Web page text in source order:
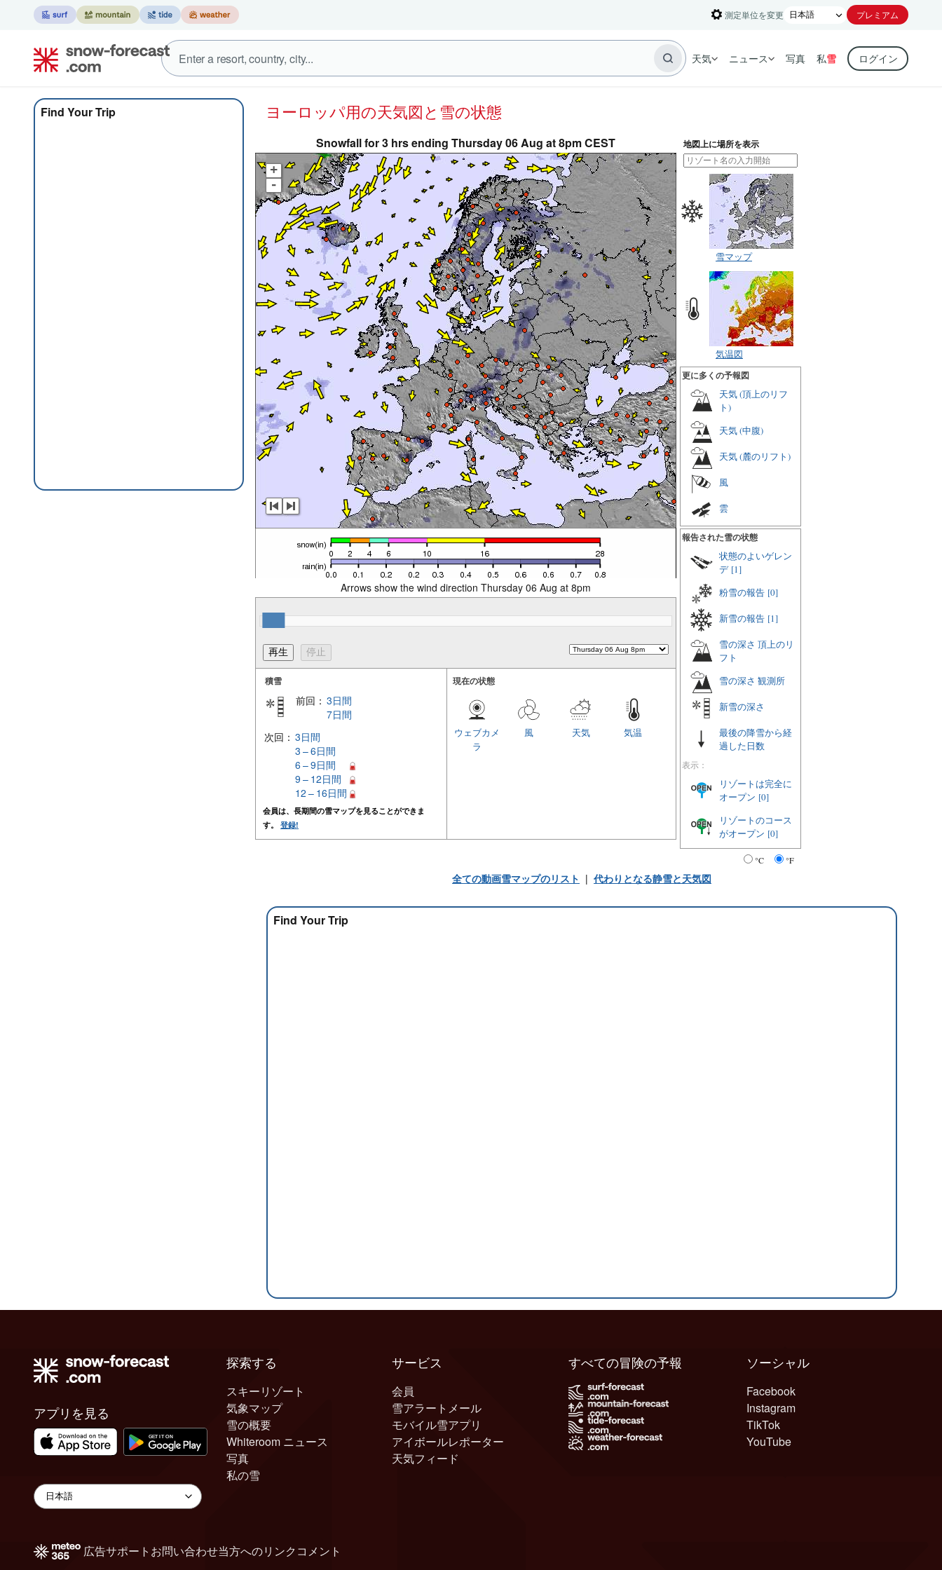
測定単位を変更 プレミアム
天気 ニュース 写真 私雪 ログイン
Find Your Trip ヨーロッパ用の天気図と雪の状態
Snowfall for 3 hrs ending Thursday 06 Aug at 8pm CEST
+
-
Arrows show the wind direction Thursday 06 Aug at 8pm
積雪
前回： 3日間
7日間
次回： 3日間
3 – 6日間
6 – 9日間
9 – 12日間
12 – 16日間
会員は、長期間の雪マップを見ることができま
す。 登録!
現在の状態
気温
天気
風
ウェブカメ
ラ
地図上に場所を表示
雪マップ
気温図
更に多くの予報図
天気 (頂上のリフ
ト)
天気 (中腹)
天気 (麓のリフト)
風
雲
報告された雪の状態
状態のよいゲレン
デ [1]
粉雪の報告 [0]
新雪の報告 [1]
雪の深さ 頂上のリ
フト
雪の深さ 観測所
新雪の深さ
最後の降雪から経
過した日数
表示：
リゾートは完全に
オープン [0]
リゾートのコース
がオープン [0]
°C °F
全ての動画雪マップのリスト | 代わりとなる静雪と天気図
Find Your Trip
アプリを見る
探索する
スキーリゾート
気象マップ
雪の概要
Whiteroom ニュース
写真
私の雪
サービス
会員
雪アラートメール
モバイル雪アプリ
アイボールレポーター
天気フィード
ソーシャル
Facebook
Instagram
TikTok
YouTube
すべての冒険の予報
広告サポート お問い合わせ当方へのリンク コメント